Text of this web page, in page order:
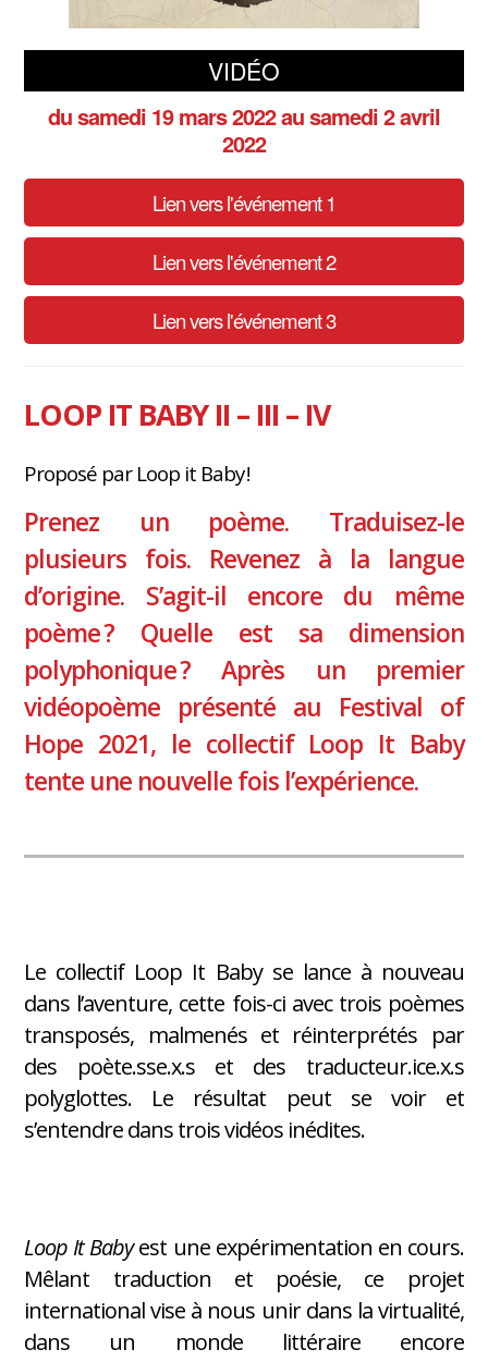
VIDÉO
du samedi 19 mars 2022au samedi 2 avril
2022
Lien vers l'événement 1
Lien vers l'événement 2
Lien vers l'événement 3
LOOP IT BABY II – III – IV
Proposé par Loop it Baby !
Prenez un poème. Traduisez-le
plusieurs fois. Revenez à la langue
d’origine. S’agit-il encore du même
poème ? Quelle est sa dimension
polyphonique ? Après un premier
vidéopoème présenté au Festival of
Hope 2021, le collectif Loop It Baby
tente une nouvelle fois l’expérience.
Le collectif Loop It Baby se lance à nouveau
dans l’aventure, cette fois-ci avec trois poèmes
transposés, malmenés et réinterprétés par
des poète.sse.x.s et des traducteur.ice.x.s
polyglottes. Le résultat peut se voir et
s’entendre dans trois vidéos inédites.
Loop It Babyest une expérimentation en cours.
Mêlant traduction et poésie, ce projet
international vise à nous unir dans la virtualité,
dans un monde littéraire encore